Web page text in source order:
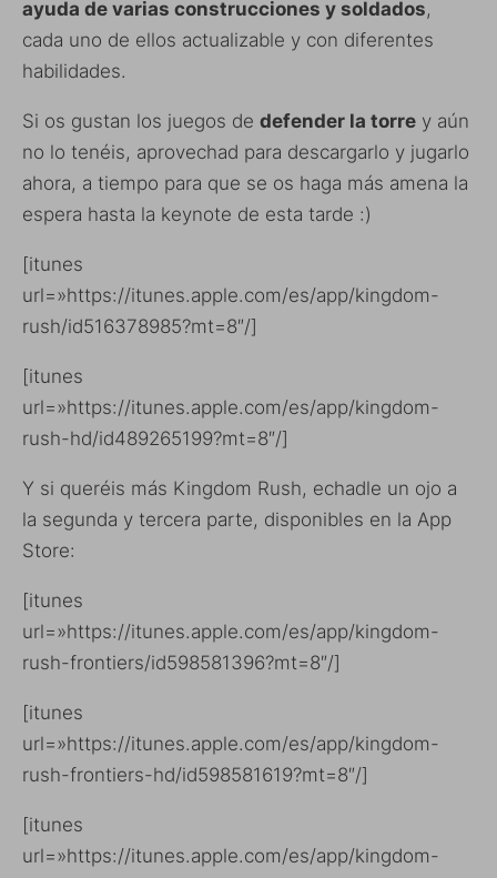
ayuda de varias construcciones y soldados,
cada uno de ellos actualizable y con diferentes
habilidades.
Si os gustan los juegos de defender la torre y aún
no lo tenéis, aprovechad para descargarlo y jugarlo
ahora, a tiempo para que se os haga más amena la
espera hasta la keynote de esta tarde :)
[itunes
url=»https://itunes.apple.com/es/app/kingdom-
rush/id516378985?mt=8″/]
[itunes
url=»https://itunes.apple.com/es/app/kingdom-
rush-hd/id489265199?mt=8″/]
Y si queréis más Kingdom Rush, echadle un ojo a
la segunda y tercera parte, disponibles en la App
Store:
[itunes
url=»https://itunes.apple.com/es/app/kingdom-
rush-frontiers/id598581396?mt=8″/]
[itunes
url=»https://itunes.apple.com/es/app/kingdom-
rush-frontiers-hd/id598581619?mt=8″/]
[itunes
url=»https://itunes.apple.com/es/app/kingdom-